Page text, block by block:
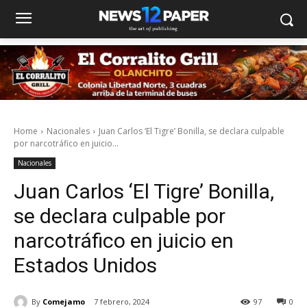
Home Nacionales
Juan Carlos ‘El Tigre’ Bonilla, se declara culpable
por narcotráfico en juicio...
Nacionales
Juan Carlos ‘El Tigre’ Bonilla,
se declara culpable por
narcotráfico en juicio en
Estados Unidos
By Comejamo 7 febrero, 2024 0
97